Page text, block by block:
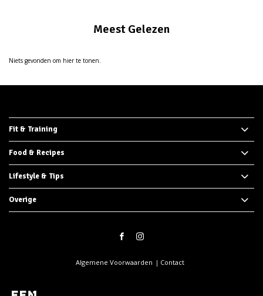
Meest Gelezen
Niets gevonden om hier te tonen.
Fit & Training
Food & Recipes
Lifestyle & Tips
Overige
Algemene Voorwaarden Contact